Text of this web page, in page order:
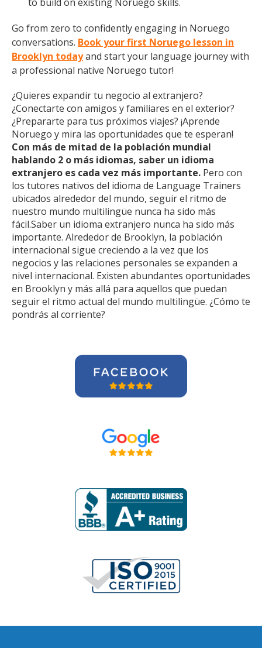
Go from zero to confidently engaging in Noruego
conversations. Book your first Noruego lesson in
Brooklyn todayand start your language journey with
a professional native Noruego tutor!
¿Quieres expandir tu negocio al extranjero?
¿Conectarte con amigos y familiares en el exterior?
¿Prepararte para tus próximos viajes? ¡Aprende
Noruego y mira las oportunidades que te esperan!
Con más de mitad de la población mundial
hablando 2 o más idiomas, saber un idioma
extranjero es cada vez más importante. Pero con
los tutores nativos del idioma de Language Trainers
ubicados alrededor del mundo, seguir el ritmo de
nuestro mundo multilingüe nunca ha sido más
fácil.Saber un idioma extranjero nunca ha sido más
importante. Alrededor de Brooklyn, la población
internacional sigue creciendo a la vez que los
negocios y las relaciones personales se expanden a
nivel internacional. Existen abundantes oportunidades
en Brooklyn y más allá para aquellos que puedan
seguir el ritmo actual del mundo multilingüe. ¿Cómo te
pondrás al corriente?